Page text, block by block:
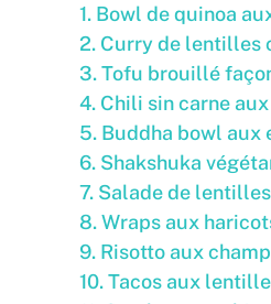
1. Bowl de quinoa
2. Curry de lentilles
3. Tofu brouillé
4. Chili sin carne
5. Buddha bowl aux
6. Shakshuka
7. Salade de
8. Wraps aux
9. Risotto aux
10. Tacos aux